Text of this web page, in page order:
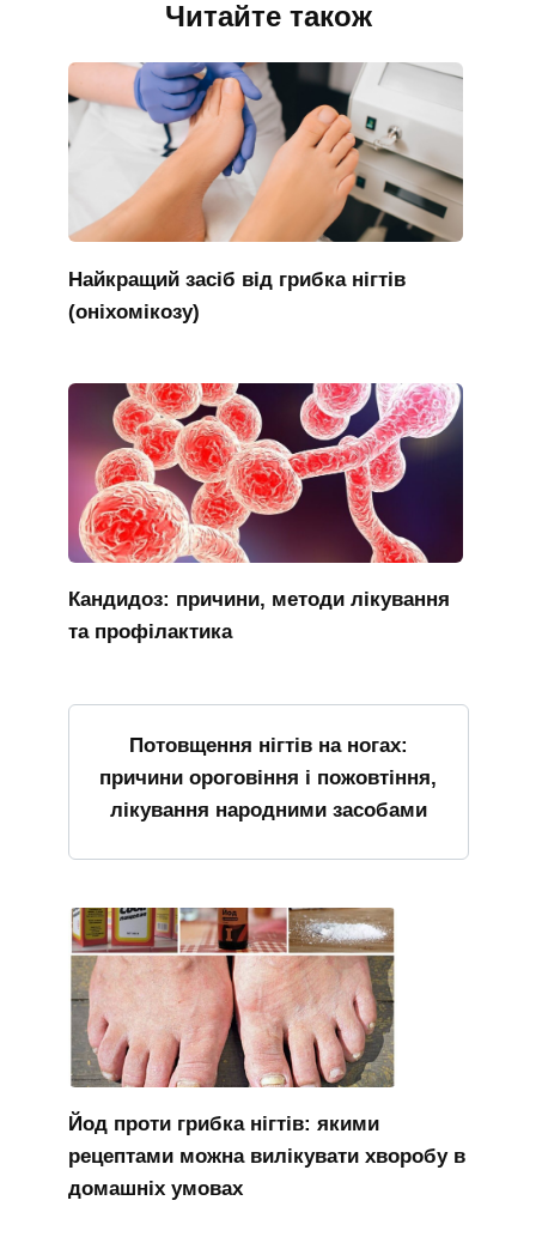
Читайте також
Найкращий засіб від грибка нігтів
(оніхомікозу)
Кандидоз: причини, методи лікування
та профілактика
Потовщення нігтів на ногах:
причини ороговіння і пожовтіння,
лікування народними засобами
Йод проти грибка нігтів: якими
рецептами можна вилікувати хворобу в
домашніх умовах